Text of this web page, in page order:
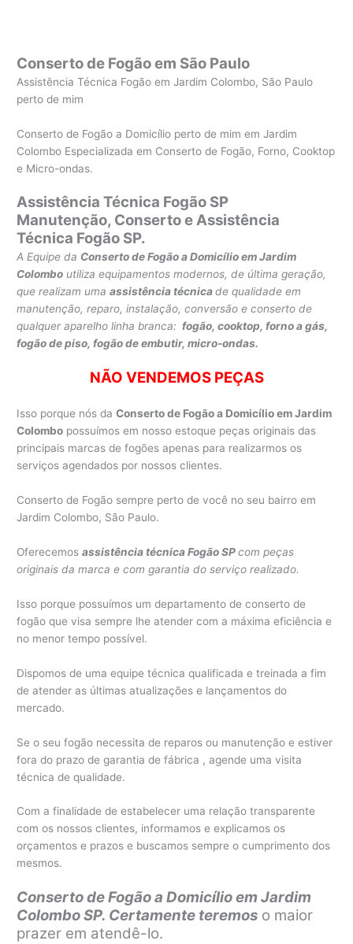
Conserto de Fogão em São Paulo
Assistência Técnica Fogão em Jardim Colombo, São Paulo
perto de mim
Conserto de Fogão a Domicílio perto de mim em Jardim
Colombo Especializada em Conserto de Fogão, Forno, Cooktop
e Micro-ondas.
Assistência Técnica Fogão SP
Manutenção, Conserto e Assistência
Técnica Fogão SP.
A Equipe da Conserto de Fogão a Domicílio em Jardim
Colombo utiliza equipamentos modernos, de última geração,
que realizam umaassistência técnicade qualidade em
manutenção, reparo, instalação, conversão e conserto de
qualquer aparelho linha branca: fogão, cooktop, forno a gás,
fogão de piso, fogão de embutir, micro-ondas.
NÃO VENDEMOS PEÇAS
Isso porque nós daConserto de Fogão a Domicílio em Jardim
Colombo possuímos em nosso estoque peças originais das
principais marcas de fogões apenas para realizarmos os
serviços agendados por nossos clientes.
Conserto de Fogão sempre perto de você no seu bairro em
Jardim Colombo, São Paulo.
Oferecemosassistência técnica Fogão SPcom peças
originais da marca e com garantia do serviço realizado.
Isso porque possuímos um departamento de conserto de
fogão que visa sempre lhe atender com a máxima eficiência e
no menor tempo possível.
Dispomos de uma equipe técnica qualificada e treinada a fim
de atender as últimas atualizações e lançamentos do
mercado.
Se o seu fogão necessita de reparos ou manutenção e estiver
fora do prazo de garantia de fábrica , agende uma visita
técnica de qualidade.
Com a finalidade de estabelecer uma relação transparente
com os nossos clientes, informamos e explicamos os
orçamentos e prazos e buscamos sempre o cumprimento dos
mesmos.
Conserto de Fogão a Domicílio em Jardim
Colombo SP. Certamente teremos o maior
prazer em atendê-lo.